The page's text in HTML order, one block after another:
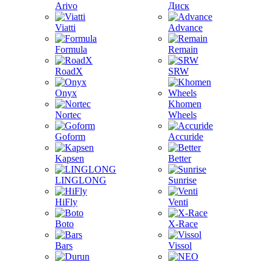
Arivo
Viatti
Formula
RoadX
Onyx
Nortec
Goform
Kapsen
LINGLONG
HiFly
Boto
Bars
Диск
Advance
Remain
SRW
Khomen
Wheels
Accuride
Better
Sunrise
Venti
X-Race
Vissol